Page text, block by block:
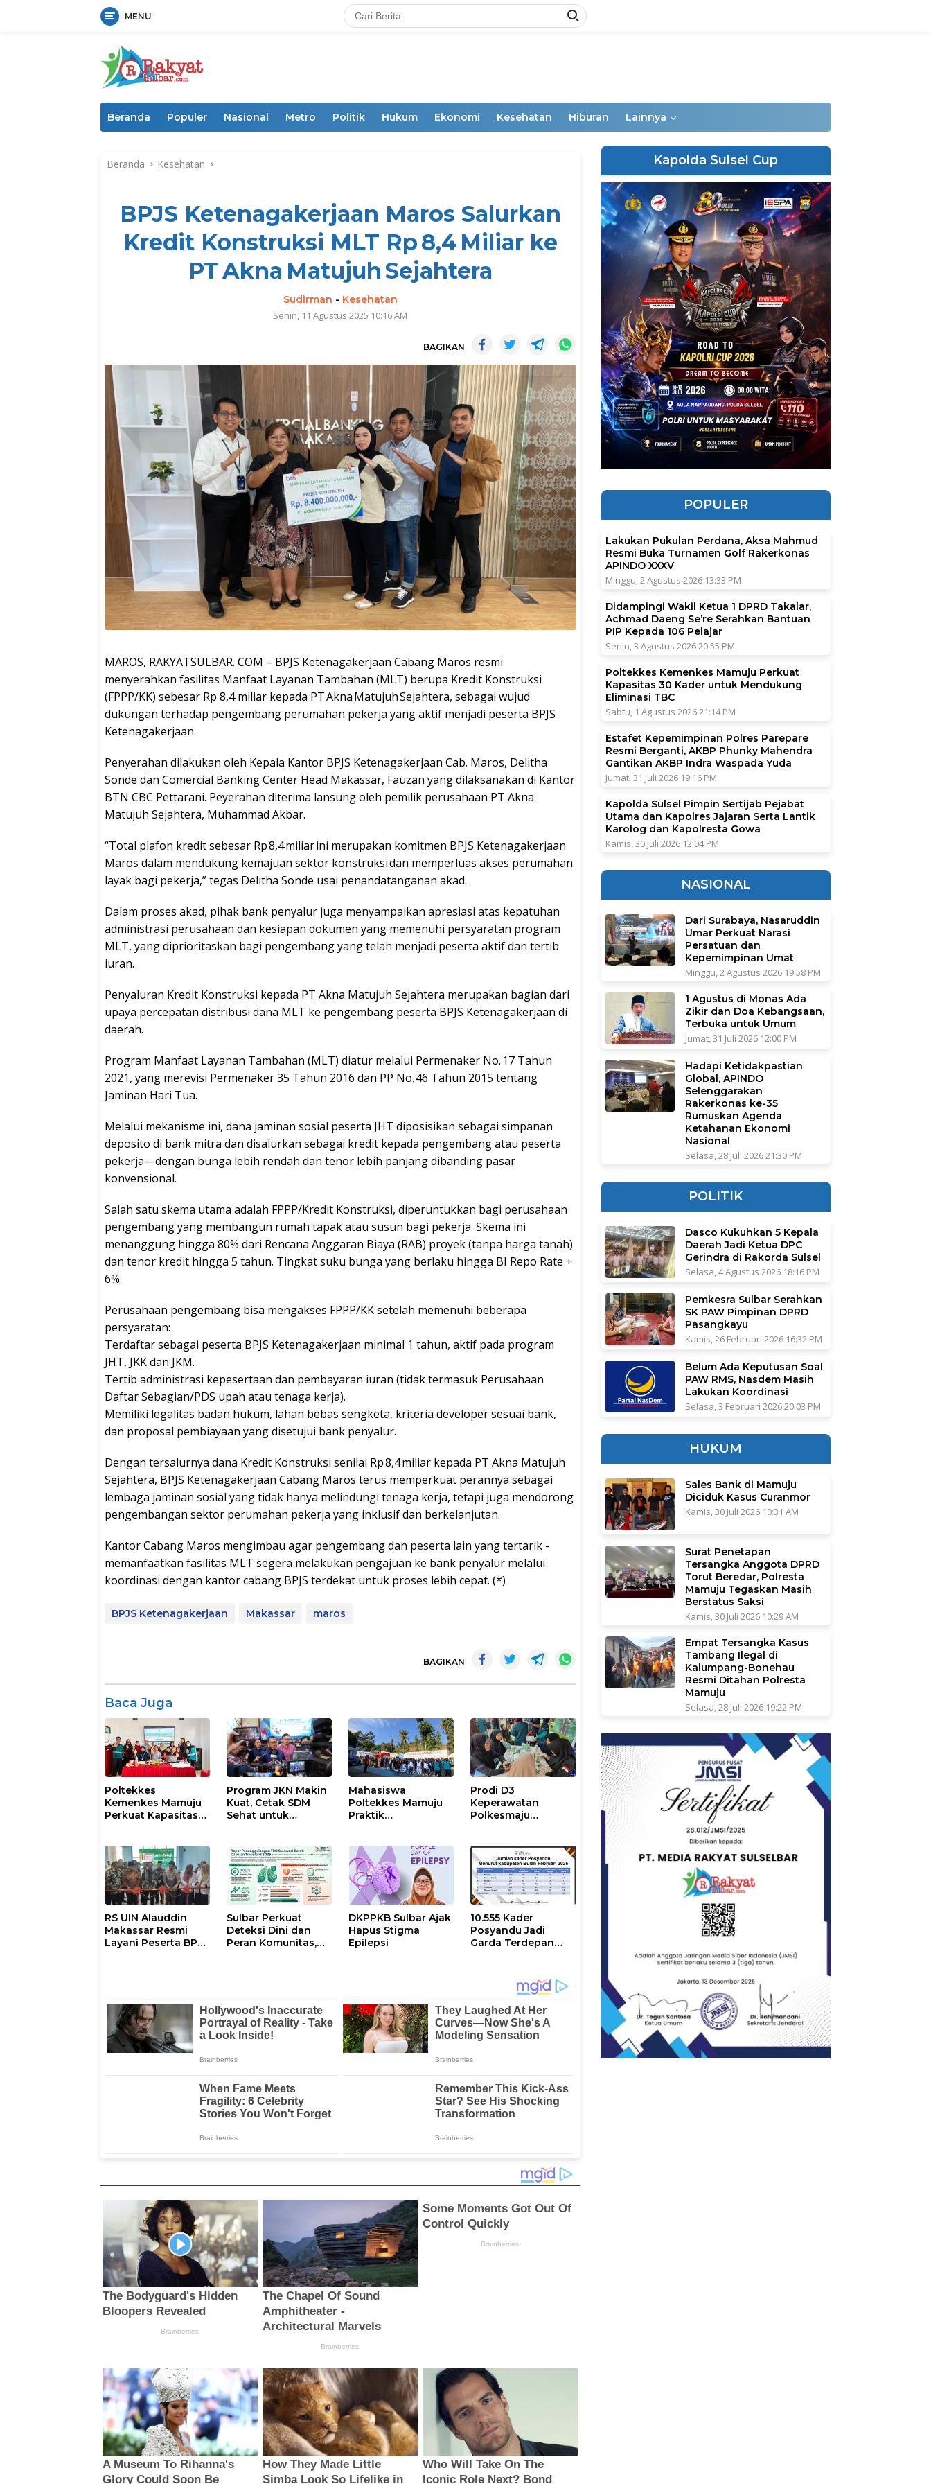
MENU
Beranda Populer Nasional Metro Politik Hukum Ekonomi Kesehatan Hiburan Lainnya
Beranda Kesehatan
BPJS Ketenagakerjaan Maros Salurkan
Kredit Konstruksi MLT Rp 8,4 Miliar ke
PT Akna Matujuh Sejahtera
Sudirman - Kesehatan
Senin, 11 Agustus 2025 10:16 AM
BAGIKAN
MAROS, RAKYATSULBAR. COM – BPJS Ketenagakerjaan Cabang Maros resmi
menyerahkan fasilitas Manfaat Layanan Tambahan (MLT) berupa Kredit Konstruksi
(FPPP/KK) sebesar Rp 8,4 miliar kepada PT Akna Matujuh Sejahtera, sebagai wujud
dukungan terhadap pengembang perumahan pekerja yang aktif menjadi peserta BPJS
Ketenagakerjaan.
Penyerahan dilakukan oleh Kepala Kantor BPJS Ketenagakerjaan Cab. Maros, Delitha
Sonde dan Comercial Banking Center Head Makassar, Fauzan yang dilaksanakan di Kantor
BTN CBC Pettarani. Peyerahan diterima lansung oleh pemilik perusahaan PT Akna
Matujuh Sejahtera, Muhammad Akbar.
“Total plafon kredit sebesar Rp 8,4 miliar ini merupakan komitmen BPJS Ketenagakerjaan
Maros dalam mendukung kemajuan sektor konstruksi dan memperluas akses perumahan
layak bagi pekerja,” tegas Delitha Sonde usai penandatanganan akad.
Dalam proses akad, pihak bank penyalur juga menyampaikan apresiasi atas kepatuhan
administrasi perusahaan dan kesiapan dokumen yang memenuhi persyaratan program
MLT, yang diprioritaskan bagi pengembang yang telah menjadi peserta aktif dan tertib
iuran.
Penyaluran Kredit Konstruksi kepada PT Akna Matujuh Sejahtera merupakan bagian dari
upaya percepatan distribusi dana MLT ke pengembang peserta BPJS Ketenagakerjaan di
daerah.
Program Manfaat Layanan Tambahan (MLT) diatur melalui Permenaker No. 17 Tahun
2021, yang merevisi Permenaker 35 Tahun 2016 dan PP No. 46 Tahun 2015 tentang
Jaminan Hari Tua.
Melalui mekanisme ini, dana jaminan sosial peserta JHT diposisikan sebagai simpanan
deposito di bank mitra dan disalurkan sebagai kredit kepada pengembang atau peserta
pekerja—dengan bunga lebih rendah dan tenor lebih panjang dibanding pasar
konvensional.
Salah satu skema utama adalah FPPP/Kredit Konstruksi, diperuntukkan bagi perusahaan
pengembang yang membangun rumah tapak atau susun bagi pekerja. Skema ini
menanggung hingga 80% dari Rencana Anggaran Biaya (RAB) proyek (tanpa harga tanah)
dan tenor kredit hingga 5 tahun. Tingkat suku bunga yang berlaku hingga BI Repo Rate +
6%.
Perusahaan pengembang bisa mengakses FPPP/KK setelah memenuhi beberapa
persyaratan:
Terdaftar sebagai peserta BPJS Ketenagakerjaan minimal 1 tahun, aktif pada program
JHT, JKK dan JKM.
Tertib administrasi kepesertaan dan pembayaran iuran (tidak termasuk Perusahaan
Daftar Sebagian/PDS upah atau tenaga kerja).
Memiliki legalitas badan hukum, lahan bebas sengketa, kriteria developer sesuai bank,
dan proposal pembiayaan yang disetujui bank penyalur.
Dengan tersalurnya dana Kredit Konstruksi senilai Rp 8,4 miliar kepada PT Akna Matujuh
Sejahtera, BPJS Ketenagakerjaan Cabang Maros terus memperkuat perannya sebagai
lembaga jaminan sosial yang tidak hanya melindungi tenaga kerja, tetapi juga mendorong
pengembangan sektor perumahan pekerja yang inklusif dan berkelanjutan.
Kantor Cabang Maros mengimbau agar pengembang dan peserta lain yang tertarik ­
memanfaatkan fasilitas MLT segera melakukan pengajuan ke bank penyalur melalui
koordinasi dengan kantor cabang BPJS terdekat untuk proses lebih cepat. (*)
BPJS Ketenagakerjaan Makassar maros
BAGIKAN
Baca Juga
Poltekkes
Kemenkes Mamuju
Perkuat Kapasitas
Eliminasi TBC
Program JKN Makin
Kuat, Cetak SDM
Sehat untuk
Mahasiswa
Poltekkes Mamuju
Praktik
Bencana
Prodi D3
Keperawatan
Polkesmaju
Kesehatan dan
Promosi Kampus di
CFD Arteri Mamuju
RS UIN Alauddin
Makassar Resmi
Layani Peserta BPJS
Sulbar Perkuat
Deteksi Dini dan
Peran Komunitas,
DKPPKB Sulbar Ajak
Hapus Stigma
Epilepsi
10.555 Kader
Posyandu Jadi
Garda Terdepan
Kapolda Sulsel Cup
POPULER
Lakukan Pukulan Perdana, Aksa Mahmud
Resmi Buka Turnamen Golf Rakerkonas
APINDO XXXV
Minggu, 2 Agustus 2026 13:33 PM
Didampingi Wakil Ketua 1 DPRD Takalar,
Achmad Daeng Se’re Serahkan Bantuan
PIP Kepada 106 Pelajar
Senin, 3 Agustus 2026 20:55 PM
Poltekkes Kemenkes Mamuju Perkuat
Kapasitas 30 Kader untuk Mendukung
Eliminasi TBC
Sabtu, 1 Agustus 2026 21:14 PM
Estafet Kepemimpinan Polres Parepare
Resmi Berganti, AKBP Phunky Mahendra
Gantikan AKBP Indra Waspada Yuda
Jumat, 31 Juli 2026 19:16 PM
Kapolda Sulsel Pimpin Sertijab Pejabat
Utama dan Kapolres Jajaran Serta Lantik
Karolog dan Kapolresta Gowa
Kamis, 30 Juli 2026 12:04 PM
NASIONAL
Dari Surabaya, Nasaruddin
Umar Perkuat Narasi
Persatuan dan
Kepemimpinan Umat
Minggu, 2 Agustus 2026 19:58 PM
1 Agustus di Monas Ada
Zikir dan Doa Kebangsaan,
Terbuka untuk Umum
Jumat, 31 Juli 2026 12:00 PM
Hadapi Ketidakpastian
Global, APINDO
Selenggarakan
Rakerkonas ke-35
Rumuskan Agenda
Ketahanan Ekonomi
Nasional
Selasa, 28 Juli 2026 21:30 PM
POLITIK
Dasco Kukuhkan 5 Kepala
Daerah Jadi Ketua DPC
Gerindra di Rakorda Sulsel
Selasa, 4 Agustus 2026 18:16 PM
Pemkesra Sulbar Serahkan
SK PAW Pimpinan DPRD
Pasangkayu
Kamis, 26 Februari 2026 16:32 PM
Belum Ada Keputusan Soal
PAW RMS, Nasdem Masih
Lakukan Koordinasi
Selasa, 3 Februari 2026 20:03 PM
HUKUM
Sales Bank di Mamuju
Diciduk Kasus Curanmor
Kamis, 30 Juli 2026 10:31 AM
Surat Penetapan
Tersangka Anggota DPRD
Torut Beredar, Polresta
Mamuju Tegaskan Masih
Berstatus Saksi
Kamis, 30 Juli 2026 10:29 AM
Empat Tersangka Kasus
Tambang Ilegal di
Kalumpang-Bonehau
Resmi Ditahan Polresta
Mamuju
Selasa, 28 Juli 2026 19:22 PM